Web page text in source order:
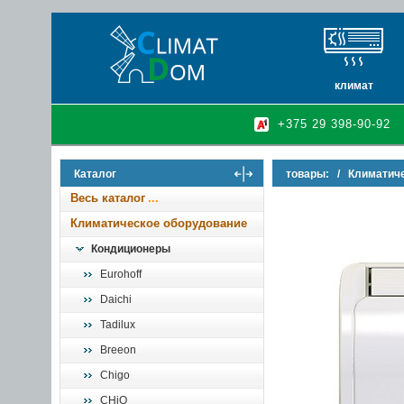
климат
кондиционеры
очистители и
осушители
+375 29 398-90-92
Каталог
Весь каталог
Климатическое оборудование
Кондиционеры
Eurohoff
Daichi
Tadilux
Breeon
Chigo
CHiQ
товары: /